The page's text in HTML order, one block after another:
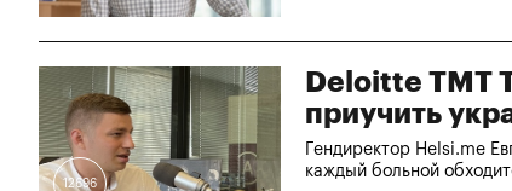
12696
Deloitte TMT
приучить
Гендиректор Helsi.me
каждый больной